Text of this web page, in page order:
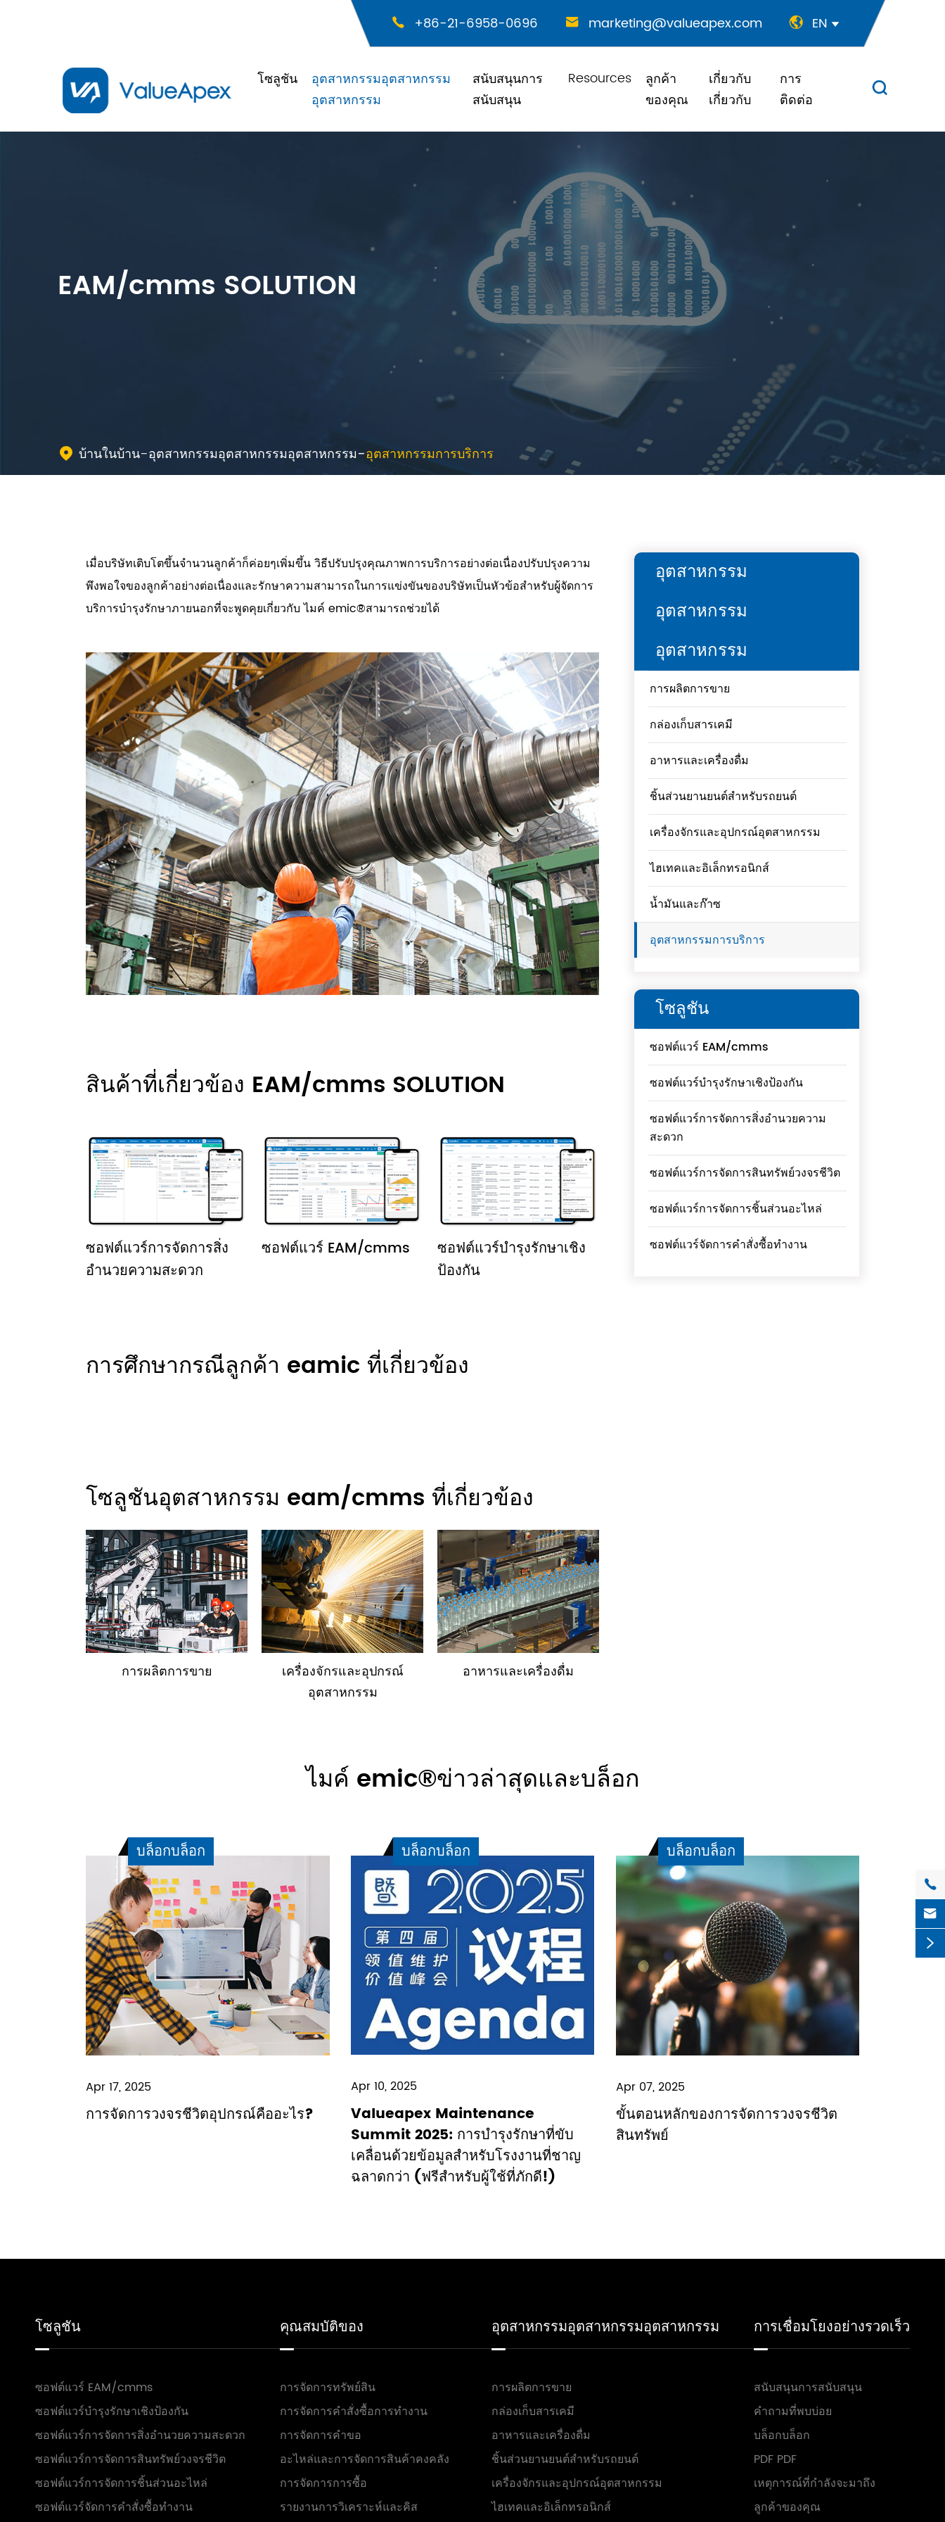
 +86-21-6958-0696  marketing@valueapex.com  EN 
โซลูชัน
อุตสาหกรรมอุตสาหกรรม
อุตสาหกรรม
สนับสนุนการ
สนับสนุน
Resources
ลูกค้า
ของคุณ
เกี่ยวกับ
เกี่ยวกับ
การ
ติดต่อ

EAM/cmms SOLUTION
 บ้านในบ้าน อุตสาหกรรมอุตสาหกรรมอุตสาหกรรม อุตสาหกรรมการบริการ
เมื่อบริษัทเติบโตขึ้นจำนวนลูกค้าก็ค่อยๆเพิ่มขึ้น วิธีปรับปรุงคุณภาพการบริการอย่างต่อเนื่องปรับปรุงความ
พึงพอใจของลูกค้าอย่างต่อเนื่องและรักษาความสามารถในการแข่งขันของบริษัทเป็นหัวข้อสำหรับผู้จัดการ
บริการบำรุงรักษาภายนอกที่จะพูดคุยเกี่ยวกับ ไมค์ emic®สามารถช่วยได้
สินค้าที่เกี่ยวข้อง EAM/cmms SOLUTION
ซอฟต์แวร์การจัดการสิ่ง
อำนวยความสะดวก
ซอฟต์แวร์ EAM/cmms
ซอฟต์แวร์บำรุงรักษาเชิง
ป้องกัน
การศึกษากรณีลูกค้า eamic ที่เกี่ยวข้อง
โซลูชันอุตสาหกรรม eam/cmms ที่เกี่ยวข้อง
การผลิตการขาย
เครื่องจักรและอุปกรณ์
อุตสาหกรรม
อาหารและเครื่องดื่ม
อุตสาหกรรม
อุตสาหกรรม
อุตสาหกรรม
การผลิตการขาย
กล่องเก็บสารเคมี
อาหารและเครื่องดื่ม
ชิ้นส่วนยานยนต์สำหรับรถยนต์
เครื่องจักรและอุปกรณ์อุตสาหกรรม
ไฮเทคและอิเล็กทรอนิกส์
น้ำมันและก๊าซ
อุตสาหกรรมการบริการ
โซลูชัน
ซอฟต์แวร์ EAM/cmms
ซอฟต์แวร์บำรุงรักษาเชิงป้องกัน
ซอฟต์แวร์การจัดการสิ่งอำนวยความ
สะดวก
ซอฟต์แวร์การจัดการสินทรัพย์วงจรชีวิต
ซอฟต์แวร์การจัดการชิ้นส่วนอะไหล่
ซอฟต์แวร์จัดการคำสั่งซื้อทำงาน
ไมค์ emic®ข่าวล่าสุดและบล็อก
บล็อกบล็อก
Apr 17, 2025
การจัดการวงจรชีวิตอุปกรณ์คืออะไร?
บล็อกบล็อก
Apr 10, 2025
Valueapex Maintenance
Summit 2025: การบำรุงรักษาที่ขับ
เคลื่อนด้วยข้อมูลสำหรับโรงงานที่ชาญ
ฉลาดกว่า (ฟรีสำหรับผู้ใช้ที่ภักดี!)
บล็อกบล็อก
Apr 07, 2025
ขั้นตอนหลักของการจัดการวงจรชีวิต
สินทรัพย์
โซลูชัน
ซอฟต์แวร์ EAM/cmms
ซอฟต์แวร์บำรุงรักษาเชิงป้องกัน
ซอฟต์แวร์การจัดการสิ่งอำนวยความสะดวก
ซอฟต์แวร์การจัดการสินทรัพย์วงจรชีวิต
ซอฟต์แวร์การจัดการชิ้นส่วนอะไหล่
ซอฟต์แวร์จัดการคำสั่งซื้อทำงาน
คุณสมบัติของ
การจัดการทรัพย์สิน
การจัดการคำสั่งซื้อการทำงาน
การจัดการคำขอ
อะไหล่และการจัดการสินค้าคงคลัง
การจัดการการซื้อ
รายงานการวิเคราะห์และคิส
อุตสาหกรรมอุตสาหกรรมอุตสาหกรรม
การผลิตการขาย
กล่องเก็บสารเคมี
อาหารและเครื่องดื่ม
ชิ้นส่วนยานยนต์สำหรับรถยนต์
เครื่องจักรและอุปกรณ์อุตสาหกรรม
ไฮเทคและอิเล็กทรอนิกส์
การเชื่อมโยงอย่างรวดเร็ว
สนับสนุนการสนับสนุน
คำถามที่พบบ่อย
บล็อกบล็อก
PDF PDF
เหตุการณ์ที่กำลังจะมาถึง
ลูกค้าของคุณ


